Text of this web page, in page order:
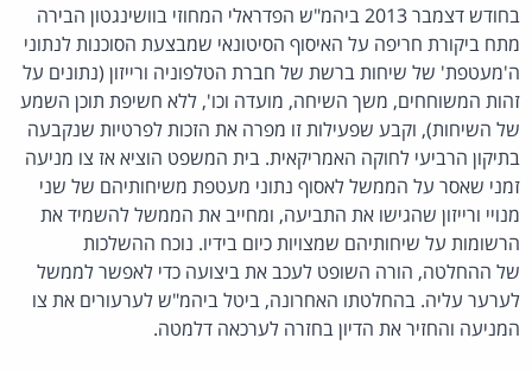
בחודש דצמבר 2013 ביהמ"ש הפדראלי המחוזי בוושינגטון הבירה
מתח ביקורת חריפה על האיסוף הסיטונאי שמבצעת הסוכנות לנתוני
ה'מעטפת' של שיחות ברשת של חברת הטלפוניה ורייזון (נתונים על
זהות המשוחחים, משך השיחה, מועדה וכו', ללא חשיפת תוכן השמע
של השיחות), וקבע שפעילות זו מפרה את הזכות לפרטיות שנקבעה
בתיקון הרביעי לחוקה האמריקאית. בית המשפט הוציא אז צו מניעה
זמני שאסר על הממשל לאסוף נתוני מעטפת משיחותיהם של שני
מנויי ורייזון שהגישו את התביעה, ומחייב את הממשל להשמיד את
הרשומות על שיחותיהם שמצויות כיום בידיו. נוכח ההשלכות
של ההחלטה, הורה השופט לעכב את ביצועה כדי לאפשר לממשל
לערער עליה. בהחלטתו האחרונה, ביטל ביהמ"ש לערעורים את צו
המניעה והחזיר את הדיון בחזרה לערכאה דלמטה.